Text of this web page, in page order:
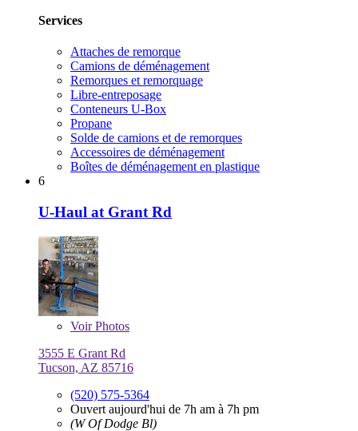
Services
Attaches de remorque
Camions de déménagement
Remorques et remorquage
Libre-entreposage
Conteneurs U-Box
Propane
Solde de camions et de remorques
Accessoires de déménagement
Boîtes de déménagement en plastique
6
U-Haul at Grant Rd
VoirPhotos
3555 E Grant Rd
Tucson, AZ 85716
(520) 575-5364
Ouvert aujourd'hui de 7h am à 7h pm
(W Of Dodge Bl)